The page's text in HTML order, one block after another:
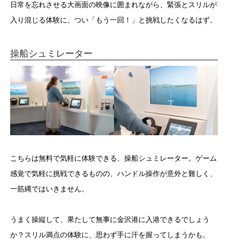
日常を忘れさせる大画面の映像に囲まれながら、緊張とスリルが
入り混じる体験に、つい「もう一回！」と挑戦したくなるはず。
操船シュミレーター
こちらは無料で気軽に体験できる、操船シュミレーター。ゲーム
感覚で気軽に挑戦できるものの、ハンドル操作が意外と難しく、
一筋縄ではいきません。
うまく操縦して、果たして無事に金沢港に入港できるでしょう
か？スリル満点の体験に、思わず手に汗を握ってしまうかも。